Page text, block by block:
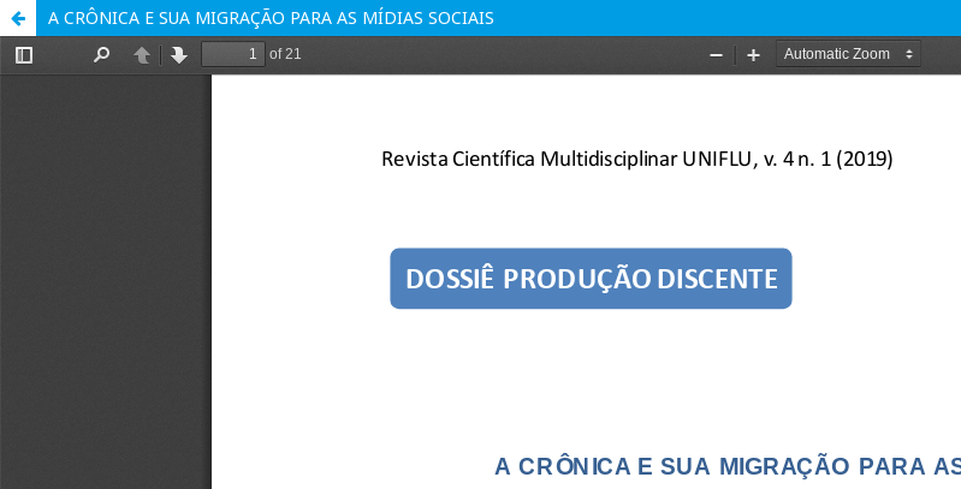
A CRÔNICA E SUA MIGRAÇÃO PARA AS MÍDIAS SOCIAIS